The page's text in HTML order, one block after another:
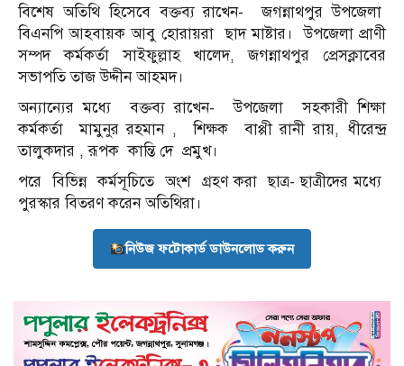
বিশেষ অতিথি হিসেবে বক্তব্য রাখেন-
জগন্নাথপুর উপজেলা
বিএনপি আহবায়ক আবু হোরায়রা ছাদ মাষ্টার।
উপজেলা প্রাণী
সম্পদ কর্মকর্তা সাইফুল্লাহ খালেদ, জগন্নাথপুর প্রেসক্লাবের
সভাপতি তাজ উদ্দীন আহমদ।
অন্যান্যের মধ্যে
বক্তব্য রাখেন- উপজেলা
সহকারী শিক্ষা
কর্মকর্তা
মামুনুর রহমান , শিক্ষক
বাপ্পী রানী রায়, ধীরেন্দ্র
তালুকদার , রূপক কান্তি দে প্রমুখ।
পরে বিভিন্ন কর্মসূচিতে অংশ গ্রহণ করা ছাত্র- ছাত্রীদের মধ্যে
পুরস্কার বিতরণ করেন অতিথিরা।
নিউজ ফটোকার্ড ডাউনলোড করুন